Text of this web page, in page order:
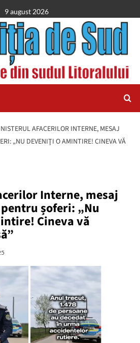
9 august 2026
AFACERILOR INTERNE, MESAJ
„NU DEVENIŢI O AMINTIRE! CINEVA VĂ
Interne, mesaj
pentru șoferi: „Nu
Cineva vă